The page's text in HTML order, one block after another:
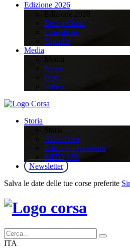
Edizione 2026
Recap Corsa
Classifiche
Squadre
Media
News
Foto
Video
Storia
Albo d’oro
Edizioni precedenti
MITO 150
Newsletter
Salva le date delle tue corse preferite
ITA